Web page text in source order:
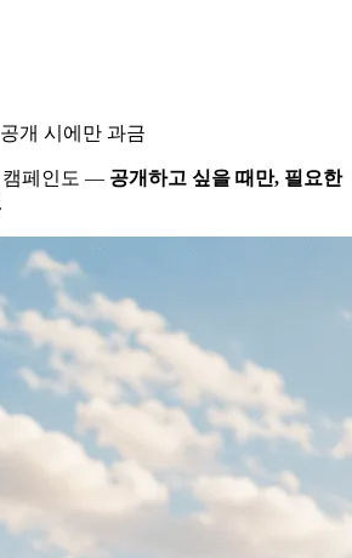
개 시에만 과금
캠페인도 — 공개하고 싶을 때만, 필요한